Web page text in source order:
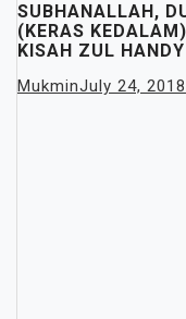
SUBHANALLAH,
(KERAS
KISAH ZUL
MukminJuly 24, 2018